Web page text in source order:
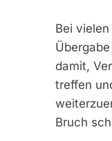
Bei
damit,
treffen
Bruch